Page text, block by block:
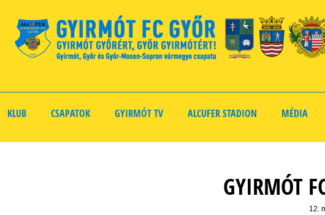
KLUB CSAPATOK GYIRMÓT TV ALCUFER STADION MÉDIA
GYIRMÓT
12.